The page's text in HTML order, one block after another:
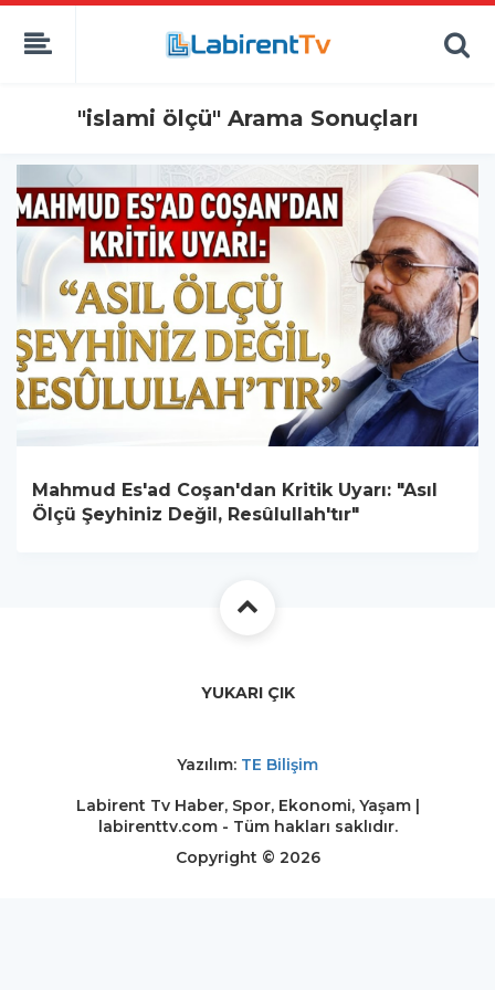
"islami ölçü" Arama Sonuçları
Mahmud Es'ad Coşan'dan Kritik Uyarı: "Asıl
Ölçü Şeyhiniz Değil, Resûlullah'tır"
YUKARI ÇIK
Yazılım: TE Bilişim
Labirent Tv Haber, Spor, Ekonomi, Yaşam |
labirenttv.com - Tüm hakları saklıdır.
Copyright © 2026